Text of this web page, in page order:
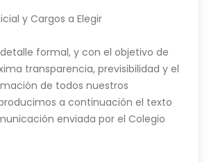
y Cargos a Elegir
formal, y con el objetivo de
transparencia, previsibilidad y el
de todos nuestros
a continuación el texto
enviada por el Colegio